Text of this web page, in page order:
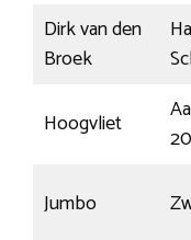
Dirk van den
Broek
Hoogvliet
Jumbo